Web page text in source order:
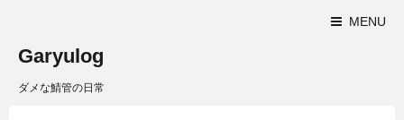
MENU
Garyulog
ダメな鯖管の日常